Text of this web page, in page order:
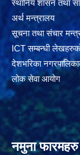
स्थानिय शासन तथा
अर्थ मन्त्रालय
सूचना तथा संचार
ICT सम्बन्धी
देशभरिका
लोक सेवा आयोग
नमुना फारमहरु